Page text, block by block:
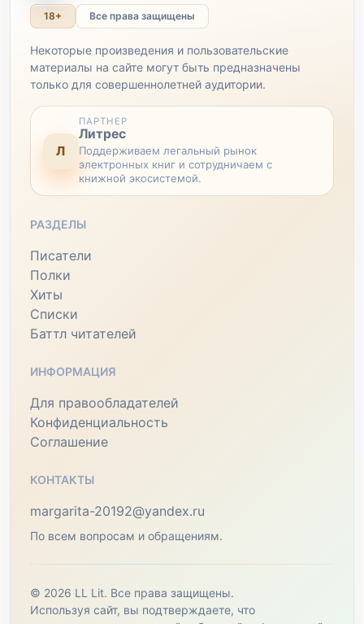
18+ Все права защищены
Некоторые произведения и пользовательские
материалы на сайте могут быть предназначены
только для совершеннолетней аудитории.
Л
ПАРТНЕР
Литрес
Поддерживаем легальный рынок
электронных книг и сотрудничаем с
книжной экосистемой.
РАЗДЕЛЫ
Писатели
Полки
Хиты
Списки
Баттл читателей
ИНФОРМАЦИЯ
Для правообладателей
Конфиденциальность
Соглашение
КОНТАКТЫ
margarita-20192@yandex.ru
По всем вопросам и обращениям.
© 2026 LL Lit. Все права защищены.
Используя сайт, вы подтверждаете, что